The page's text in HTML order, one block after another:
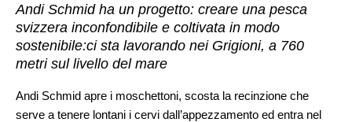
Andi Schmid ha un progetto: creare una pesca
svizzera inconfondibile e coltivata in modo
sostenibile:ci sta lavorando nei Grigioni, a 760
metri sul livello del mare
Andi Schmid apre i moschettoni, scosta la recinzione che
serve a tenere lontani i cervi dall’appezzamento ed entra nel